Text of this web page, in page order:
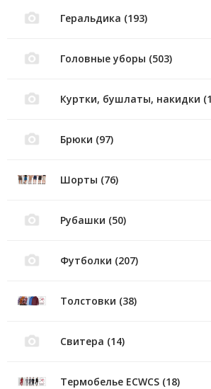
Геральдика (193)
Головные уборы (503)
Куртки, бушлаты, накидки
Брюки (97)
Шорты (76)
Рубашки (50)
Футболки (207)
Толстовки (38)
Свитера (14)
Термобелье ECWCS (18)